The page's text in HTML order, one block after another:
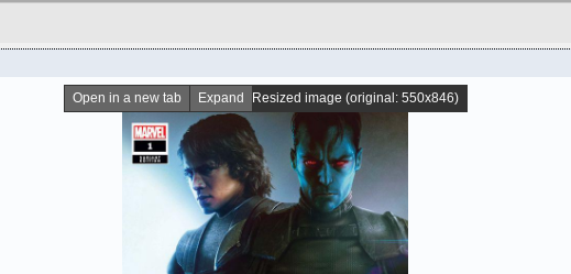
Open in a new tab Expand Resized image (original: 550x846)